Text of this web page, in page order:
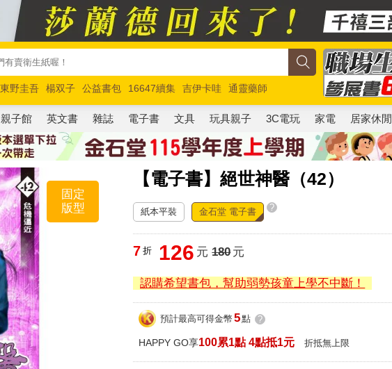
東野圭吾 楊双子 公益書包 16647續集 吉伊卡哇
通靈藥師
賽 路邊攤新作 馬斯克 玩具總動員5 超慢跑
親子館 英文書 雜誌 電子書 文具 玩具親子 3C電玩 家電 居家休閒
【電子書】絕世神醫（42）
固定
版型
紙本平裝 金石堂 電子書 ?
7 折 126 元 180元
認購希望書包，幫助弱勢孩童上學不中斷！
預計最高可得金幣 5點 ?
HAPPY GO享100累1點 4點抵1元 折抵無上限